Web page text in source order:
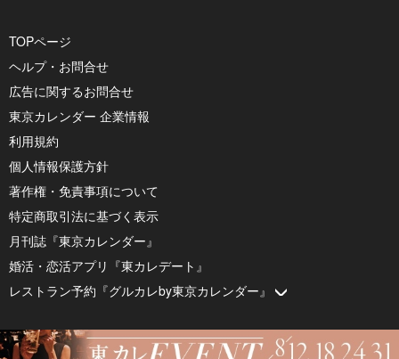
TOPページ
ヘルプ・お問合せ
広告に関するお問合せ
東京カレンダー 企業情報
利用規約
個人情報保護方針
著作権・免責事項について
特定商取引法に基づく表示
月刊誌『東京カレンダー』
婚活・恋活アプリ『東カレデート』
レストラン予約『グルカレby東京カレンダー』